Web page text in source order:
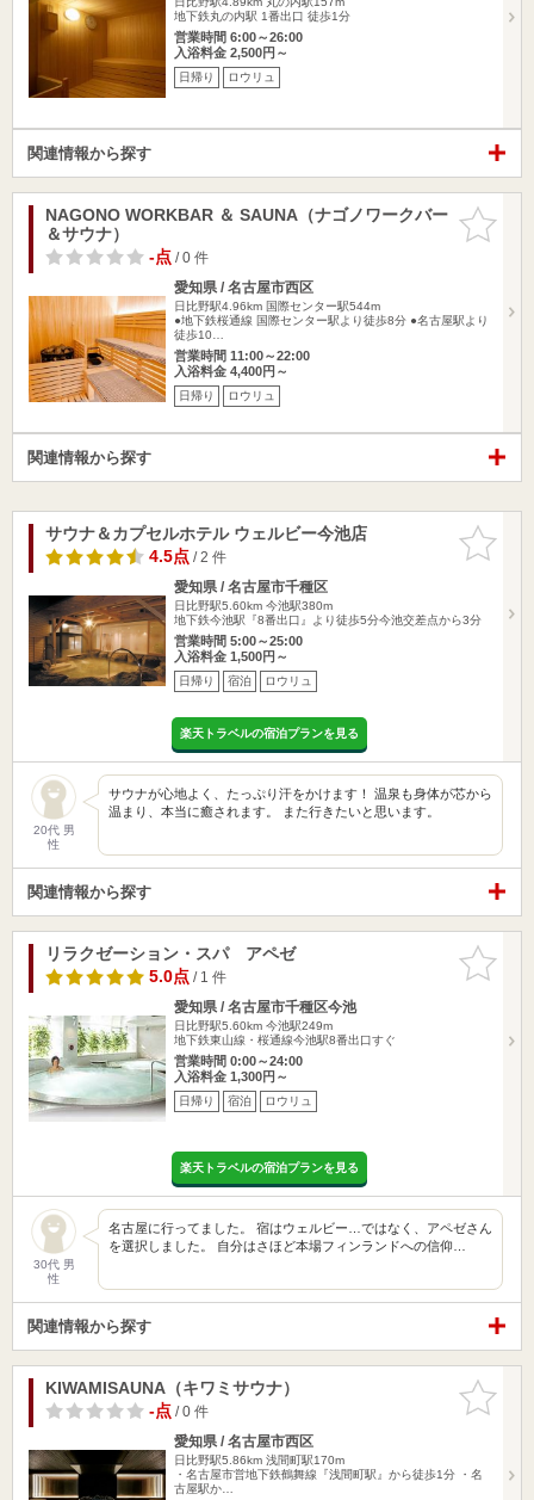
地下鉄丸の内駅 1番出口 徒歩1分
営業時間 6:00～26:00
入浴料金 2,500円～
日帰り ロウリュ
関連情報から探す
お気に入
りに追加
NAGONO WORKBAR ＆ SAUNA（ナゴノワークバー
＆サウナ）
-点/ 0 件
愛知県 / 名古屋市西区
日比野駅4.96km 国際センター駅544m
●地下鉄桜通線 国際センター駅より徒歩8分 ●名古屋駅より
徒歩10…
営業時間 11:00～22:00
入浴料金 4,400円～
日帰り ロウリュ
関連情報から探す
お気に入
りに追加
サウナ＆カプセルホテル ウェルビー今池店
4.5点/ 2 件
愛知県 / 名古屋市千種区
日比野駅5.60km 今池駅380m
地下鉄今池駅『8番出口』より徒歩5分今池交差点から3分
営業時間 5:00～25:00
入浴料金 1,500円～
日帰り 宿泊 ロウリュ
楽天トラベルの宿泊プランを見る
20代 男
性
サウナが心地よく、たっぷり汗をかけます！ 温泉も身体が芯から
温まり、本当に癒されます。 また行きたいと思います。
関連情報から探す
お気に入
りに追加
リラクゼーション・スパ アペゼ
5.0点/ 1 件
愛知県 / 名古屋市千種区今池
日比野駅5.60km 今池駅249m
地下鉄東山線・桜通線今池駅8番出口すぐ
営業時間 0:00～24:00
入浴料金 1,300円～
日帰り 宿泊 ロウリュ
楽天トラベルの宿泊プランを見る
30代 男
性
名古屋に行ってました。 宿はウェルビー…ではなく、アペゼさん
を選択しました。 自分はさほど本場フィンランドへの信仰…
関連情報から探す
お気に入
りに追加
KIWAMISAUNA（キワミサウナ）
-点/ 0 件
愛知県 / 名古屋市西区
日比野駅5.86km 浅間町駅170m
・名古屋市営地下鉄鶴舞線『浅間町駅』から徒歩1分 ・名
古屋駅か…